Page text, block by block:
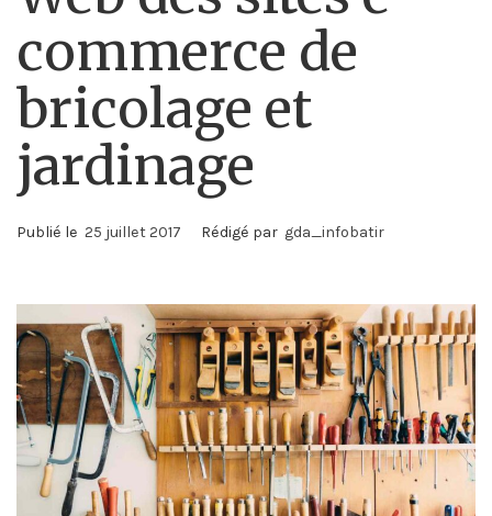
commerce de
bricolage et
jardinage
Publié le 25 juillet 2017 Rédigé par gda_infobatir